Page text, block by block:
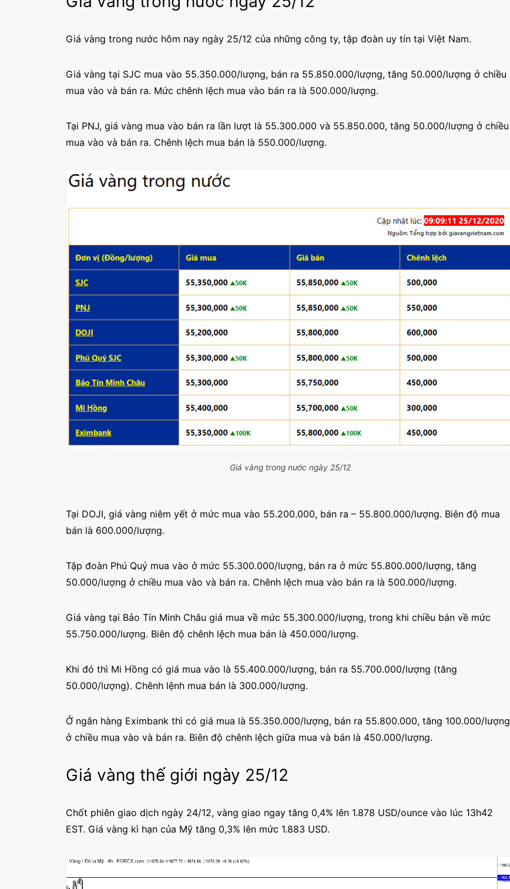
Giá vàng trong nước hôm nay ngày 25/12 của những công ty, tập đoàn uy tín tại Việt Nam.
Giá vàng tại SJC mua vào 55.350.000/lượng, bán ra 55.850.000/lượng, tăng 50.000/lượng ở chiều
mua vào và bán ra. Mức chênh lệch mua vào bán ra là 500.000/lượng.
Tại PNJ, giá vàng mua vào bán ra lần lượt là 55.300.000 và 55.850.000, tăng 50.000/lượng ở chiều
mua vào và bán ra. Chênh lệch mua bán là 550.000/lượng.
Giá vàng trong nước ngày 25/12
Tại DOJI, giá vàng niêm yết ở mức mua vào 55.200.000, bán ra – 55.800.000/lượng. Biên độ mua
bán là 600.000/lượng.
Tập đoàn Phú Quý mua vào ở mức 55.300.000/lượng, bán ra ở mức 55.800.000/lượng, tăng
50.000/lượng ở chiều mua vào và bán ra. Chênh lệch mua vào bán ra là 500.000/lượng.
Giá vàng tại Bảo Tín Minh Châu giá mua về mức 55.300.000/lượng, trong khi chiều bán về mức
55.750.000/lượng. Biên độ chênh lệch mua bán là 450.000/lượng.
Khi đó thì Mi Hồng có giá mua vào là 55.400.000/lượng, bán ra 55.700.000/lượng (tăng
50.000/lượng). Chênh lệnh mua bán là 300.000/lượng.
Ở ngân hàng Eximbank thì có giá mua là 55.350.000/lượng, bán ra 55.800.000, tăng 100.000/lượng
ở chiều mua vào và bán ra. Biên độ chênh lệch giữa mua và bán là 450.000/lượng.
Giá vàng thế giới ngày 25/12
Chốt phiên giao dịch ngày 24/12, vàng giao ngay tăng 0,4% lên 1.878 USD/ounce vào lúc 13h42
EST. Giá vàng kì hạn của Mỹ tăng 0,3% lên mức 1.883 USD.